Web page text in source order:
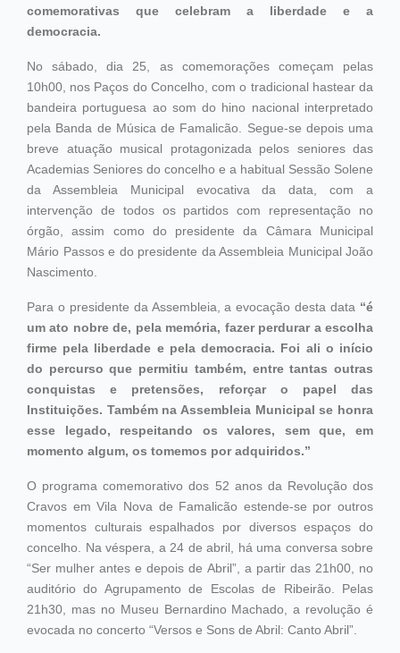
comemorativas que celebram a liberdade e a
democracia.
No sábado, dia 25, as comemorações começam pelas
10h00, nos Paços do Concelho, com o tradicional hastear da
bandeira portuguesa ao som do hino nacional interpretado
pela Banda de Música de Famalicão. Segue-se depois uma
breve atuação musical protagonizada pelos seniores das
Academias Seniores do concelho e a habitual Sessão Solene
da Assembleia Municipal evocativa da data, com a
intervenção de todos os partidos com representação no
órgão, assim como do presidente da Câmara Municipal
Mário Passos e do presidente da Assembleia Municipal João
Nascimento.
Para o presidente da Assembleia, a evocação desta data “é
um ato nobre de, pela memória, fazer perdurar a escolha
firme pela liberdade e pela democracia. Foi ali o início
do percurso que permitiu também, entre tantas outras
conquistas e pretensões, reforçar o papel das
Instituições. Também na Assembleia Municipal se honra
esse legado, respeitando os valores, sem que, em
momento algum, os tomemos por adquiridos.”
O programa comemorativo dos 52 anos da Revolução dos
Cravos em Vila Nova de Famalicão estende-se por outros
momentos culturais espalhados por diversos espaços do
concelho. Na véspera, a 24 de abril, há uma conversa sobre
“Ser mulher antes e depois de Abril”, a partir das 21h00, no
auditório do Agrupamento de Escolas de Ribeirão. Pelas
21h30, mas no Museu Bernardino Machado, a revolução é
evocada no concerto “Versos e Sons de Abril: Canto Abril”.